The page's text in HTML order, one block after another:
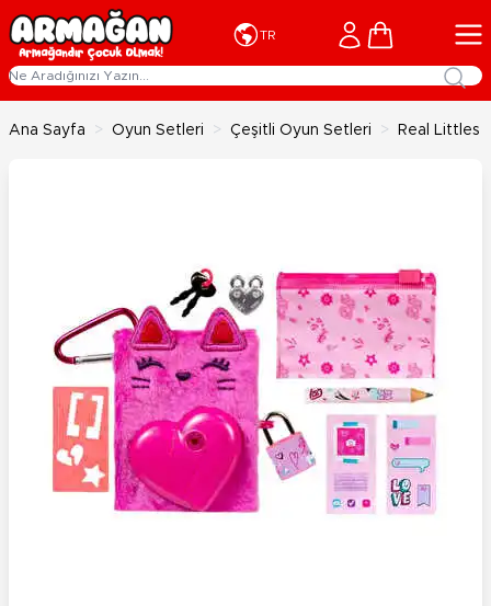
İçeriğe geç
TR Cart
Ana Sayfa > Oyun Setleri > Çeşitli Oyun Setleri > Real Littles